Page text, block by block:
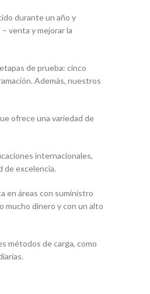
durante un año y
venta y mejorar la
de prueba: cinco
Además, nuestros
ofrece una variedad de
internacionales,
de excelencia.
en áreas con suministro
mucho dinero y con un alto
métodos de carga, como